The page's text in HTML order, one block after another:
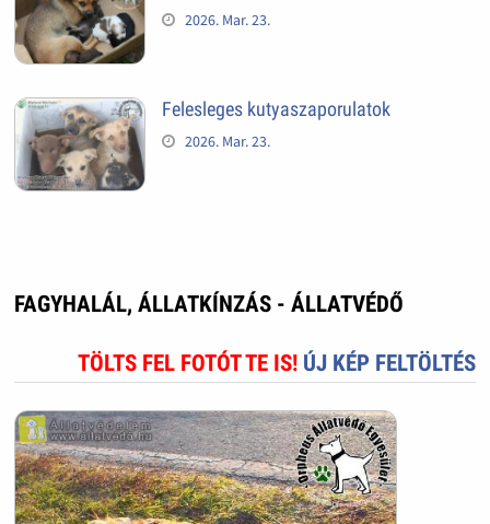
2026. Mar. 23.
Felesleges kutyaszaporulatok
2026. Mar. 23.
FAGYHALÁL, ÁLLATKÍNZÁS - ÁLLATVÉDŐ
TÖLTS FEL FOTÓT TE IS! ÚJ KÉP FELTÖLTÉS